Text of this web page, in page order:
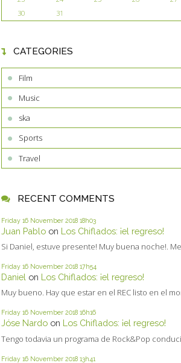
30
31
CATEGORIES
Film
Music
ska
Sports
Travel
RECENT COMMENTS
Friday 16 November 2018 18h03
Juan Pablo on Los Chiflados: ¡el regreso!
Si Daniel, estuve presente! Muy buena noche!.
Friday 16 November 2018 17h54
Daniel on Los Chiflados: ¡el regreso!
Muy bueno. Hay que estar en el REC listo en el
Friday 16 November 2018 16h16
Jóse Nardo on Los Chiflados: ¡el regreso!
Tengo todavia un programa de Rock&Pop
Friday 16 November 2018 13h41